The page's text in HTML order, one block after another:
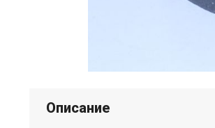
Описание